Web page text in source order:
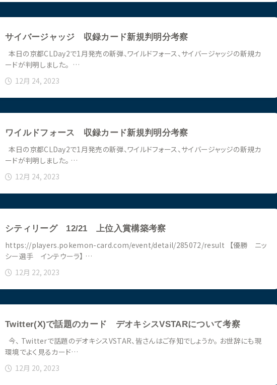
サイバージャッジ 収録カード新規判明分考察
本日の京都CLDay2で1月発売の新弾、ワイルドフォース、サイバージャッジの新規カ
ードが判明しました。 …
12月 24, 2023
ワイルドフォース 収録カード新規判明分考察
本日の京都CLDay2で1月発売の新弾、ワイルドフォース、サイバージャッジの新規カ
ードが判明しました。 …
12月 24, 2023
シティリーグ 12/21 上位入賞構築考察
https://players.pokemon-card.com/event/detail/285072/result 【優勝 ニッ
シー選手 インテウーラ】 …
12月 22, 2023
Twitter(X)で話題のカード デオキシスVSTARについて考察
今、 Twitterで話題のデオキシスVSTAR、皆さんはご存知でしょうか。 お世辞にも現
環境でよく見るカード…
12月 20, 2023